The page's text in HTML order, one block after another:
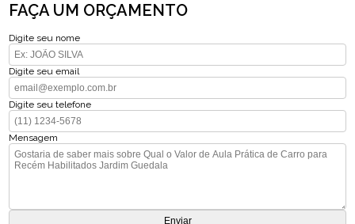
FAÇA UM ORÇAMENTO
Digite seu nome
Digite seu email
Digite seu telefone
Mensagem